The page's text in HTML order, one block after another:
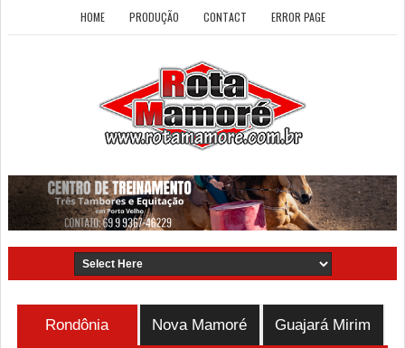
HOME PRODUÇÃO CONTACT ERROR PAGE
Rondônia Nova Mamoré Guajará Mirim